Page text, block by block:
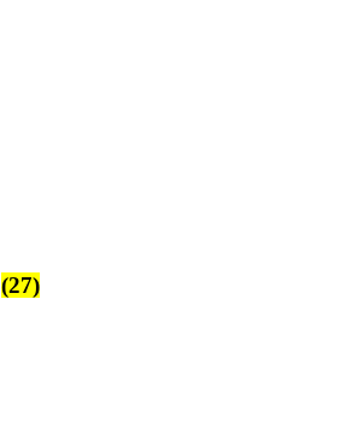
(27)